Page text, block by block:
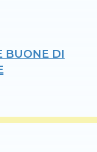
BUONE DI